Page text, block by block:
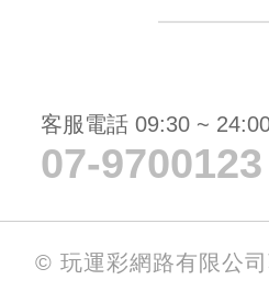
客服電話 09:30 ~
07-9700123
© 玩運彩網路有限公